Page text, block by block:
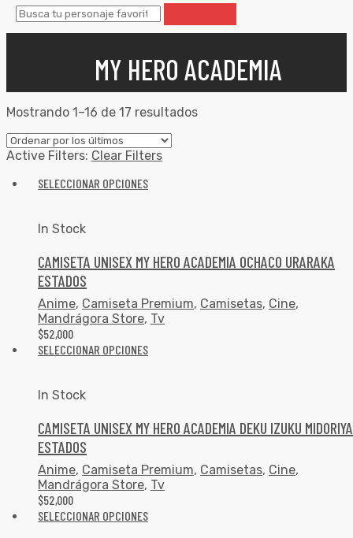
MY HERO ACADEMIA
Mostrando 1–16 de 17 resultados
Active Filters: Clear Filters
SELECCIONAR OPCIONES
In Stock
CAMISETA UNISEX MY HERO ACADEMIA OCHACO URARAKA
ESTADOS
Anime, Camiseta Premium, Camisetas, Cine,
Mandrágora Store, Tv
$52,000
SELECCIONAR OPCIONES
In Stock
CAMISETA UNISEX MY HERO ACADEMIA DEKU IZUKU MIDORIYA
ESTADOS
Anime, Camiseta Premium, Camisetas, Cine,
Mandrágora Store, Tv
$52,000
SELECCIONAR OPCIONES